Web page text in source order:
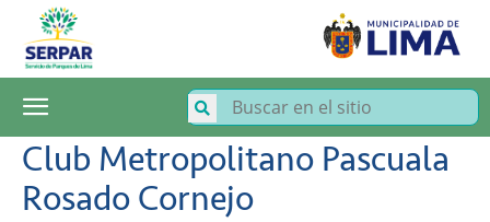
SERPAR
Servicio
de
Parques
Lima
Club Metropolitano Pascuala
Rosado Cornejo